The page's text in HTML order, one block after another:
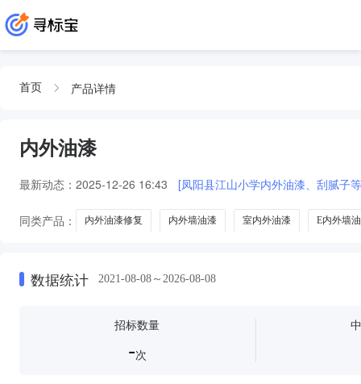
首页 产品详情
内外油漆
最新动态： 2025-12-26 16:43 [凤阳县江山小学内外油漆、刮腻子
同类产品： 内外油漆修复 内外墙油漆 室内外油漆 E内外墙
数据统计 2021-08-08～2026-08-08
招标数量
-次